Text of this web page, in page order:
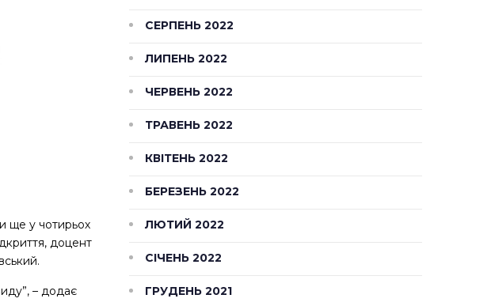
ще у чотирьох
доцент
– додає
СЕРПЕНЬ 2022
ЛИПЕНЬ 2022
ЧЕРВЕНЬ 2022
ТРАВЕНЬ 2022
КВІТЕНЬ 2022
БЕРЕЗЕНЬ 2022
ЛЮТИЙ 2022
СІЧЕНЬ 2022
ГРУДЕНЬ 2021